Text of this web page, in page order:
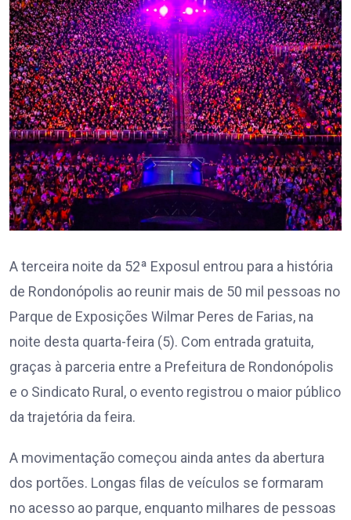
A terceira noite da 52ª Exposul entrou para a história
de Rondonópolis ao reunir mais de 50 mil pessoas no
Parque de Exposições Wilmar Peres de Farias, na
noite desta quarta-feira (5). Com entrada gratuita,
graças à parceria entre a Prefeitura de Rondonópolis
e o Sindicato Rural, o evento registrou o maior público
da trajetória da feira.
A movimentação começou ainda antes da abertura
dos portões. Longas filas de veículos se formaram
no acesso ao parque, enquanto milhares de pessoas